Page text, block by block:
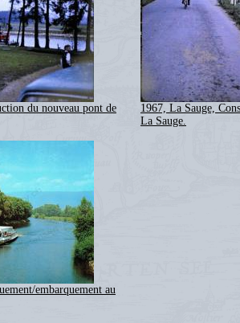
du nouveau pont de
1967, La Sauge,
La Sauge.
embarquement au